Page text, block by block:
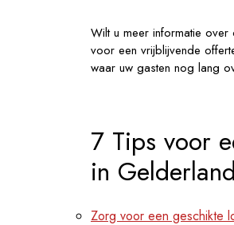
Wilt u meer informatie
voor een vrijblijvende
waar uw gasten nog lang
7 Tips voor
in Gelderland
Zorg voor een geschikte